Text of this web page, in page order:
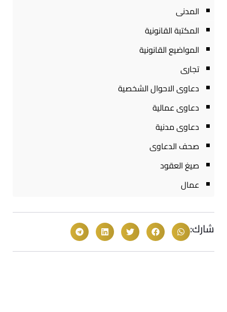
المدنى
المكتبة القانونية
المواضيع القانونية
تجارى
دعاوى الاحوال الشخصية
دعاوى عمالية
دعاوى مدنية
صحف الدعاوى
صيغ العقود
عمال
شارك: